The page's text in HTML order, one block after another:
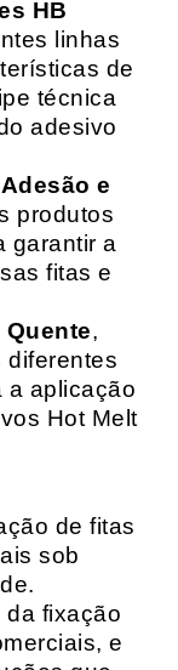
HB
linhas
de
técnica
adesivo
e
produtos
garantir a
fitas e
,
diferentes
a aplicação
Hot Melt
de fitas
sob
da fixação
e